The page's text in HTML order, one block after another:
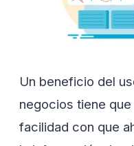
Un beneficio del
negocios tiene
facilidad con que